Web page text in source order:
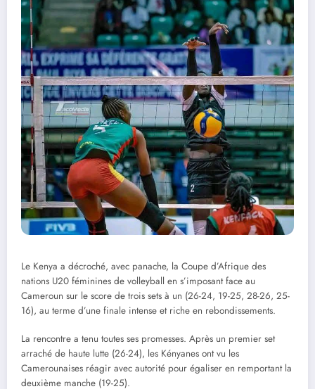
Le Kenya a décroché, avec panache, la Coupe d’Afrique des
nations U20 féminines de volleyball en s’imposant face au
Cameroun sur le score de trois sets à un (26-24, 19-25, 28-26, 25-
16), au terme d’une finale intense et riche en rebondissements.
La rencontre a tenu toutes ses promesses. Après un premier set
arraché de haute lutte (26-24), les Kényanes ont vu les
Camerounaises réagir avec autorité pour égaliser en remportant la
deuxième manche (19-25).